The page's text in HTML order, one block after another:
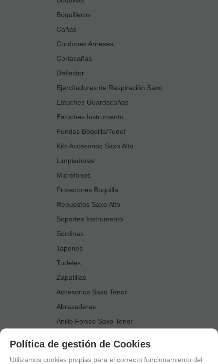
Boquilleros
Cañas
Cordones Arneses
Cortacañas
Deflector
Ejercitadores de Respiración Saxo
Estuches Guardacañas
Estuches Instrumento
Fundas Boquilla/Tudel
Kits Accesorios Saxo Alto
Limpiadores
Microfonos
Protectores Boquilla
Repuestos Saxo Alto
Soportes Instrumento
Sordinas
Tapones
Tudeles
Zapatillas
Accesorios Saxo Tenor
Abrazaderas
Anillo Fonico Saxo Tenor
Boquillas
Política de gestión de Cookies
Utilizamos cookies propias para el correcto funcionamiento del